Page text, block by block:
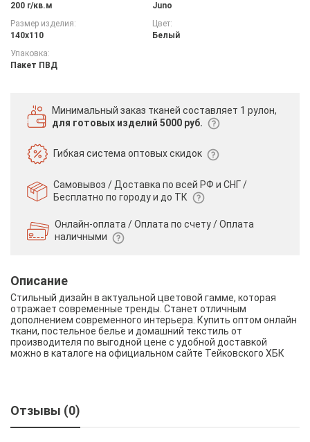
200 г/кв.м
Juno
Размер изделия:
140х110
Цвет:
Белый
Упаковка:
Пакет ПВД
Минимальный заказ тканей составляет 1 рулон,
для готовых изделий 5000 руб.
Гибкая системаоптовых скидок
Самовывоз / Доставка по всей РФ и СНГ /
Бесплатно по городу и до ТК
Онлайн-оплата / Оплата по счету /Оплата
наличными
Описание
Стильный дизайн в актуальной цветовой гамме, которая
отражает современные тренды. Станет отличным
дополнением современного интерьера. Купить оптом онлайн
ткани, постельное белье и домашний текстиль от
производителя по выгодной цене с удобной доставкой
можно в каталоге на официальном сайте Тейковского ХБК
Отзывы (0)